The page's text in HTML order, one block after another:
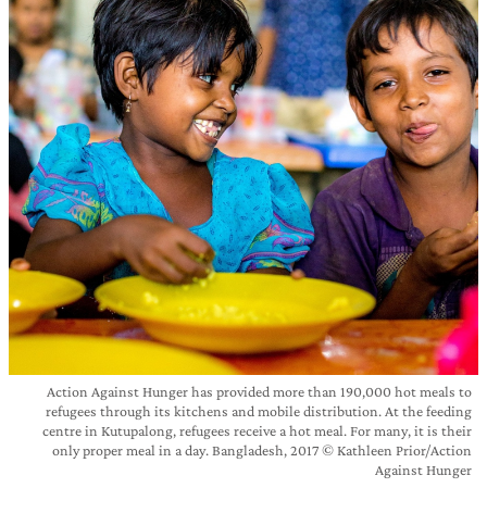
Action Against Hunger has provided more than 190,000 hot meals to
refugees through its kitchens and mobile distribution. At the feeding
centre in Kutupalong, refugees receive a hot meal. For many, it is their
only proper meal in a day. Bangladesh, 2017 © Kathleen Prior/Action
Against Hunger